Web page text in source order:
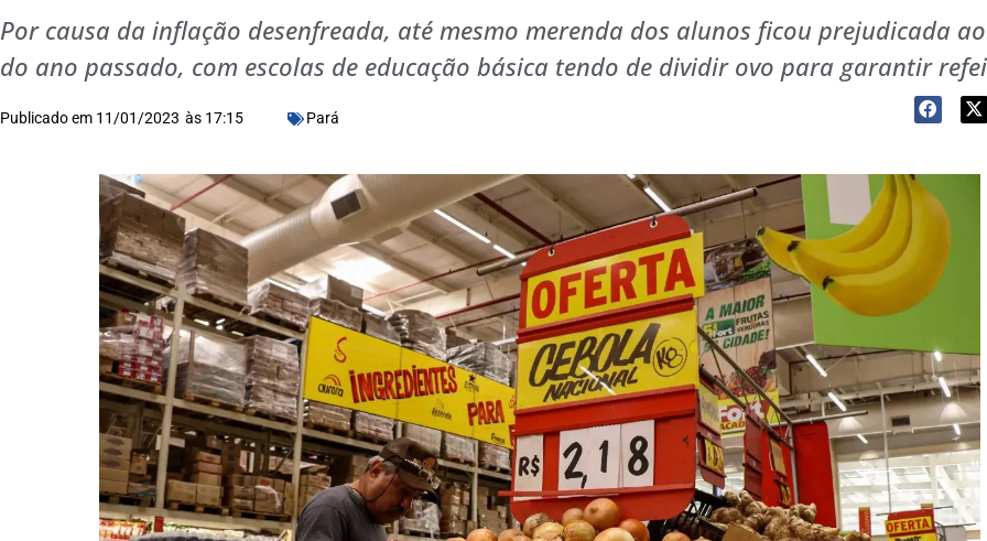
Por causa da inflação desenfreada, até mesmo merenda dos alunos ficou prejudicada
do ano passado, com escolas de educação básica tendo de dividir ovo para garantir
Publicado em 11/01/2023 às 17:15 Pará